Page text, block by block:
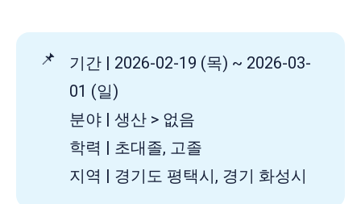
📌
기간 | 2026-02-19 (목) ~ 2026-03-
01 (일)
분야 | 생산 > 없음
학력 | 초대졸, 고졸
지역 | 경기도 평택시, 경기 화성시